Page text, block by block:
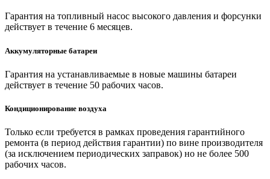
Гарантия на топливный насос высокого давления и форсунки
действует в течение 6 месяцев.
Аккумуляторные батареи
Гарантия на устанавливаемые в новые машины батареи
действует в течение 50 рабочих часов.
Кондиционирование воздуха
Только если требуется в рамках проведения гарантийного
ремонта (в период действия гарантии) по вине производителя
(за исключением периодических заправок) но не более 500
рабочих часов.